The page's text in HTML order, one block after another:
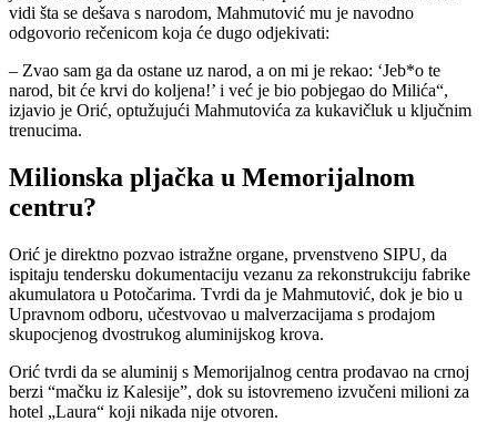
vidi šta se dešava s narodom, Mahmutović mu je navodno
odgovorio rečenicom koja će dugo odjekivati:
– Zvao sam ga da ostane uz narod, a on mi je rekao: ‘Jeb*o te
narod, bit će krvi do koljena!’ i već je bio pobjegao do Milića“,
izjavio je Orić, optužujući Mahmutovića za kukavičluk u ključnim
trenucima.
Milionska pljačka u Memorijalnom
centru?
Orić je direktno pozvao istražne organe, prvenstveno SIPU, da
ispitaju tendersku dokumentaciju vezanu za rekonstrukciju fabrike
akumulatora u Potočarima. Tvrdi da je Mahmutović, dok je bio u
Upravnom odboru, učestvovao u malverzacijama s prodajom
skupocjenog dvostrukog aluminijskog krova.
Orić tvrdi da se aluminij s Memorijalnog centra prodavao na crnoj
berzi “mačku iz Kalesije”, dok su istovremeno izvučeni milioni za
hotel „Laura“ koji nikada nije otvoren.